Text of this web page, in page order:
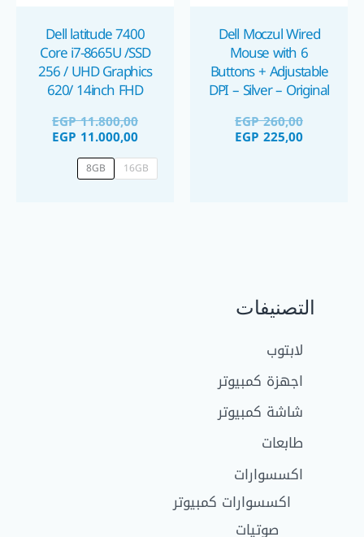
التصنيفات
لابتوب
اجهزة كمبيوتر
شاشة كمبيوتر
طابعات
اكسسوارات
اكسسوارات كمبيوتر
صوتيات
Dell Moczul Wired
Mouse with 6
Buttons + Adjustable
DPI – Silver – Original
EGP260,00
EGP 225,00
Dell latitude 7400
Core i7-8665U /SSD
256 / UHD Graphics
620/ 14inch FHD
EGP11.800,00
EGP 11.000,00
16GB
8GB